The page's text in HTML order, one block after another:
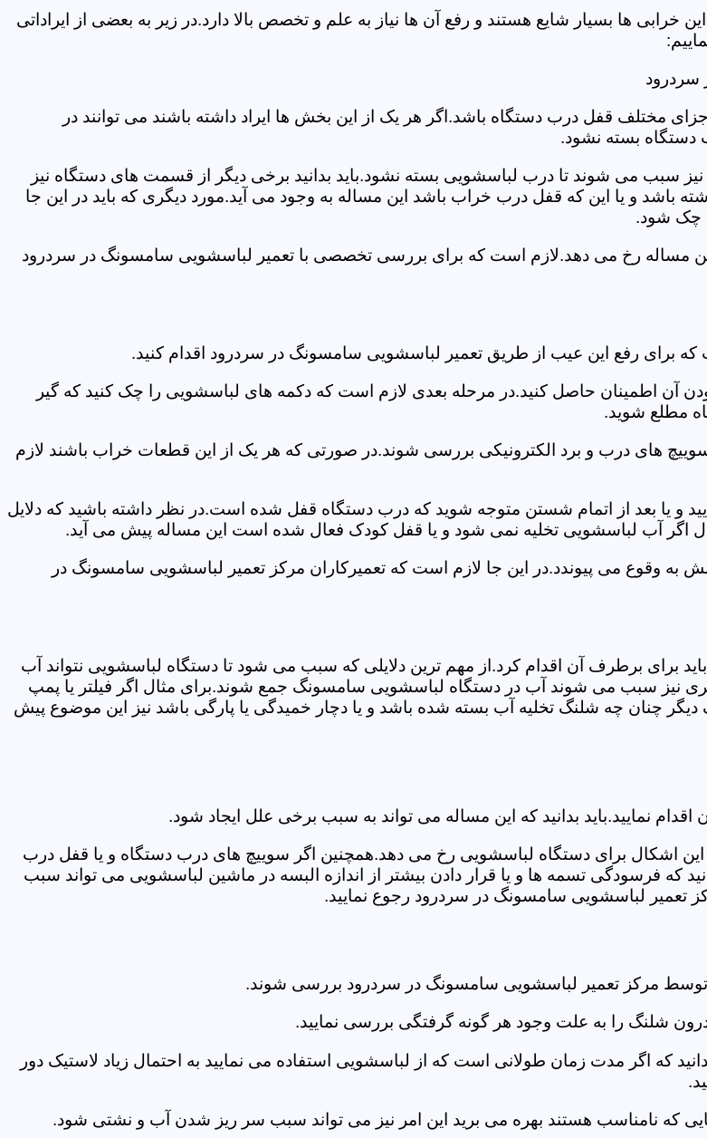
ها بسیار شایع هستند و رفع آن ها نیاز به علم و تخصص بالا دارد.در زیر به بعضی از ایراداتی
سردرود
مختلف قفل درب دستگاه باشد.اگر هر یک از این بخش ها ایراد داشته باشند می توانند در
دستگاه بسته نشود.
سبب می شوند تا درب لباسشویی بسته نشود.باید بدانید برخی دیگر از قسمت های دستگاه نیز
باشد و یا این که قفل درب خراب باشد این مساله به وجود می آید.مورد دیگری که باید در این جا
چک شود.
مساله رخ می دهد.لازم است که برای بررسی تخصصی با تعمیر لباسشویی سامسونگ در سردرود
برای رفع این عیب از طریق تعمیر لباسشویی سامسونگ در سردرود اقدام کنید.
آن اطمینان حاصل کنید.در مرحله بعدی لازم است که دکمه های لباسشویی را چک کنید که گیر
مطلع شوید.
های درب و برد الکترونیکی بررسی شوند.در صورتی که هر یک از این قطعات خراب باشند لازم
و یا بعد از اتمام شستن متوجه شوید که درب دستگاه قفل شده است.در نظر داشته باشید که دلایل
اگر آب لباسشویی تخلیه نمی شود و یا قفل کودک فعال شده است این مساله پیش می آید.
به وقوع می پیوندد.در این جا لازم است که تعمیرکاران مرکز تعمیر لباسشویی سامسونگ در
برای برطرف آن اقدام کرد.از مهم ترین دلایلی که سبب می شود تا دستگاه لباسشویی نتواند آب
نیز سبب می شوند آب در دستگاه لباسشویی سامسونگ جمع شوند.برای مثال اگر فیلتر یا پمپ
چنان چه شلنگ تخلیه آب بسته شده باشد و یا دچار خمیدگی یا پارگی باشد نیز این موضوع پیش
نمایید.باید بدانید که این مساله می تواند به سبب برخی علل ایجاد شود.
اشکال برای دستگاه لباسشویی رخ می دهد.همچنین اگر سوییچ های درب دستگاه و یا قفل درب
فرسودگی تسمه ها و یا قرار دادن بیشتر از اندازه البسه در ماشین لباسشویی می تواند سبب
تعمیر لباسشویی سامسونگ در سردرود رجوع نمایید.
توسط مرکز تعمیر لباسشویی سامسونگ در سردرود بررسی شوند.
شلنگ را به علت وجود هر گونه گرفتگی بررسی نمایید.
که اگر مدت زمان طولانی است که از لباسشویی استفاده می نمایید به احتمال زیاد لاستیک دور
که نامناسب هستند بهره می برید این امر نیز می تواند سبب سر ریز شدن آب و نشتی شود.